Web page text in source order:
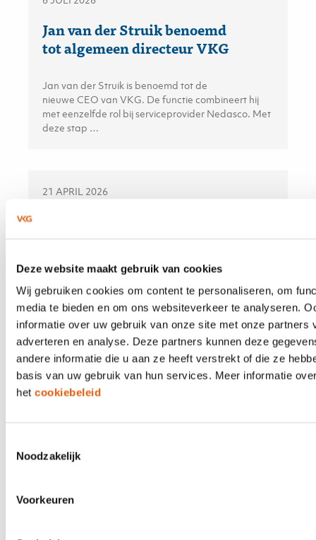
Deze website maakt gebruik van cookies
Wij gebruiken cookies om content te personaliseren, om
media te bieden en om ons websiteverkeer te analyseren.
informatie over uw gebruik van onze site met onze partners
adverteren en analyse. Deze partners kunnen deze
andere informatie die u aan ze heeft verstrekt of die ze
basis van uw gebruik van hun services. Meer informatie
het cookiebeleid
Noodzakelijk
Voorkeuren
Jan van der Struik benoemd
tot algemeen directeur VKG
Jan van der Struik is benoemd tot de
nieuwe CEO van VKG. De functie combineert hij
met eenzelfde rol bij serviceprovider Nedasco. Met
deze stap …
21 APRIL 2026
De financiering van verduurzaming is een kans
voor hypotheekadviseurs. Volgens het recente
KPMG-rapport bevindt de adviseur zich op het
snijvlak van financiële besluitvorming en
duurzaamheidsambities — en kan daarmee een
doorslaggevende rol spelen.
eenvoudig
De integratie van Aplaza en Solera/TIME is in